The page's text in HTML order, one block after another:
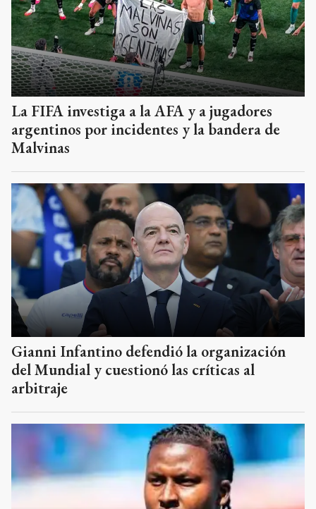
La FIFA investiga a la AFA y a jugadores
argentinos por incidentes y la bandera de
Malvinas
Gianni Infantino defendió la organización
del Mundial y cuestionó las críticas al
arbitraje